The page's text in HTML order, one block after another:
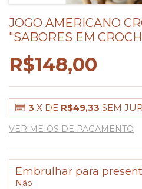
JOGO AMERICANO
"SABORES EM
R$148,00
3 X DE R$49,33 SEM
VER MEIOS DE PAGAMENTO
Embrulhar para
Não